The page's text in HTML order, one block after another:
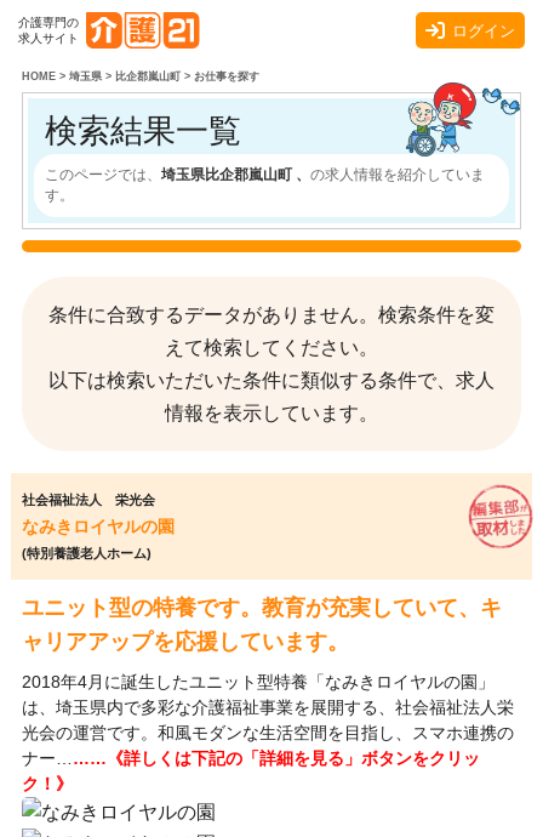
介護専門の
求人サイト
ログイン
HOME> 埼玉県> 比企郡嵐山町> お仕事を探す
検索結果一覧
このページでは、 埼玉県比企郡嵐山町 、 の求人情報を紹介していま
す。
条件に合致するデータがありません。検索条件を変
えて検索してください。
以下は検索いただいた条件に類似する条件で、求人
情報を表示しています。
社会福祉法人 栄光会
なみきロイヤルの園
(特別養護老人ホーム)
ユニット型の特養です。教育が充実していて、キ
ャリアアップを応援しています。
2018年4月に誕生したユニット型特養「なみきロイヤルの園」
は、埼玉県内で多彩な介護福祉事業を展開する、社会福祉法人栄
光会の運営です。和風モダンな生活空間を目指し、スマホ連携の
ナー… ……《詳しくは下記の「詳細を見る」ボタンをクリッ
ク！》